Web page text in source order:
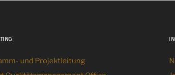
und Projektleitung